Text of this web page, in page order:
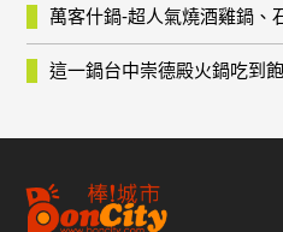
萬客什鍋-超人氣燒酒雞鍋、
這一鍋台中崇德殿火鍋吃到飽